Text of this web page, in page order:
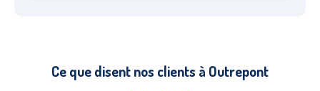
Ce que disent nos clients à Outrepont